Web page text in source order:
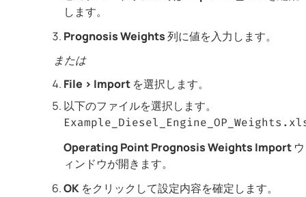
します。
Prognosis Weights列に値を入力します。
または
File > Importを選択します。
以下のファイルを選択します。
Operating Point Prognosis Weights Importウ
ィンドウが開きます。
OKをクリックして設定内容を確定します。